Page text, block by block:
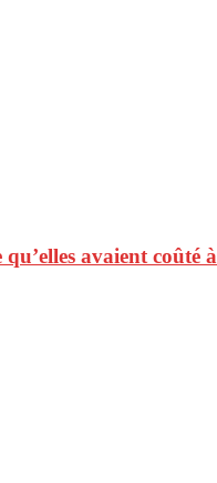
avaient